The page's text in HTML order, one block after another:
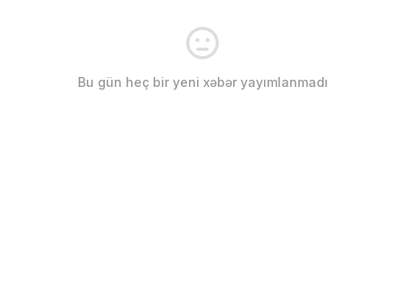
Bu gün heç bir yeni xəbər yayımlanmadı